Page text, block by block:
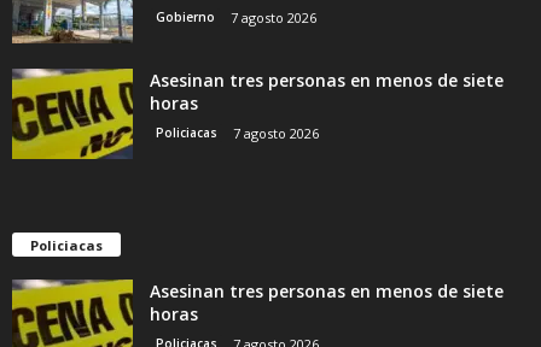
Gobierno 7 agosto 2026
Asesinan tres personas en menos de siete
horas
Policiacas 7 agosto 2026
Policiacas
Asesinan tres personas en menos de siete
horas
Policiacas